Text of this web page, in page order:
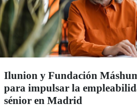
Ilunion y Fundación
para impulsar la
sénior en Madrid